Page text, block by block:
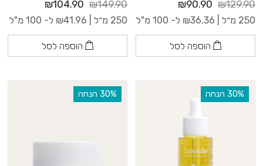
₪129.90
₪90.90
250 מ״ל | ₪36.36 ל- 100 מ"ל
הוספה לסל
₪149.90
₪104.90
250 מ״ל | ₪41.96 ל- 100 מ"ל
הוספה לסל
‫30% הנחה ‫30% הנחה